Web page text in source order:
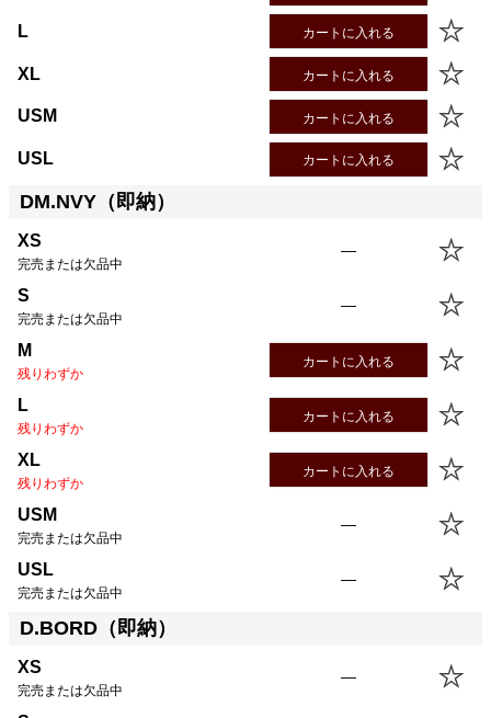
L カートに入れる
XL カートに入れる
USM カートに入れる
USL カートに入れる
DM.NVY（即納）
XS
完売または欠品中
—
S
完売または欠品中
—
M
残りわずか
カートに入れる
L
残りわずか
カートに入れる
XL
残りわずか
カートに入れる
USM
完売または欠品中
—
USL
完売または欠品中
—
D.BORD（即納）
XS
完売または欠品中
—